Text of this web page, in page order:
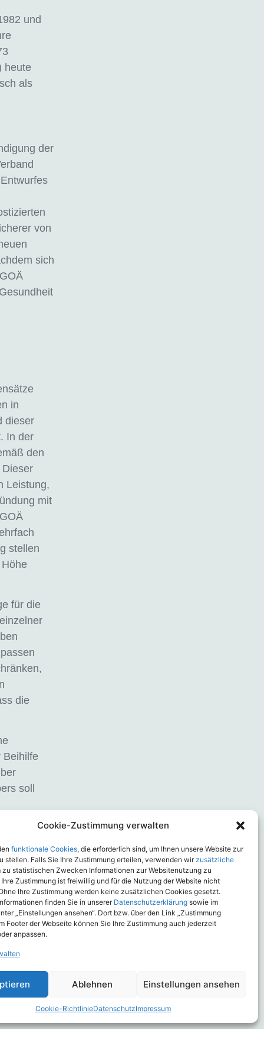
Cookie-Zustimmung verwalten
funktionale Cookies, die erforderlich sind, um Ihnen unsere Website zur
stellen. Falls Sie Ihre Zustimmung erteilen, verwenden wirzusätzliche
zu statistischen Zwecken Informationen zur Websitenutzung zu
Zustimmung ist freiwillig und für die Nutzung der Website nicht
Ihre Zustimmung werden keine zusätzlichen Cookies gesetzt.
finden Sie in unserer Datenschutzerklärung sowie im
„Einstellungen ansehen“. Dort bzw. über den Link „Zustimmung
Footer der Webseite können Sie Ihre Zustimmung auch jederzeit
anpassen.
Ablehnen Einstellungen ansehen
Cookie-RichtlinieDatenschutzImpressum
und
heute
als
der
von
sich
in
dieser
In der
den
Leistung,
mit
stellen
für die
die
Beihilfe
soll
deutlich
der
wird ein
mit
von
hier